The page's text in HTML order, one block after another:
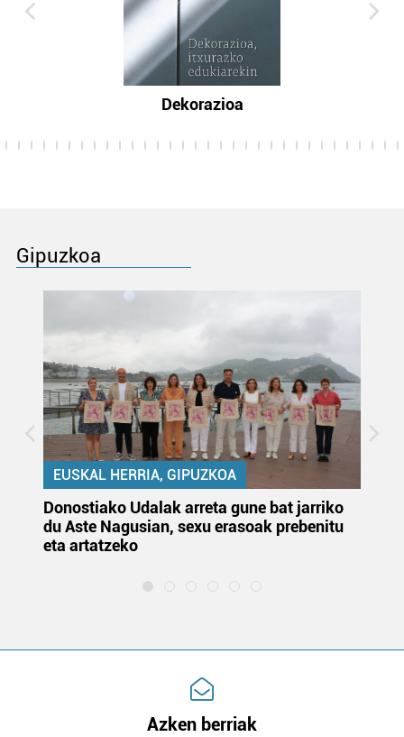
Dekorazioa
Gipuzkoa
EUSKAL HERRIA, GIPUZKOA
Donostiako Udalak arreta gune bat jarriko
du Aste Nagusian, sexu erasoak prebenitu
eta artatzeko
Azken berriak